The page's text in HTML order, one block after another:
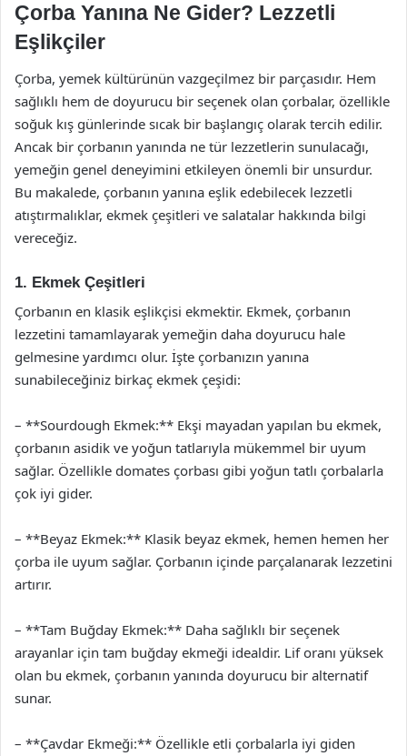
Çorba Yanına Ne Gider? Lezzetli
Eşlikçiler
Çorba, yemek kültürünün vazgeçilmez bir parçasıdır. Hem
sağlıklı hem de doyurucu bir seçenek olan çorbalar, özellikle
soğuk kış günlerinde sıcak bir başlangıç olarak tercih edilir.
Ancak bir çorbanın yanında ne tür lezzetlerin sunulacağı,
yemeğin genel deneyimini etkileyen önemli bir unsurdur.
Bu makalede, çorbanın yanına eşlik edebilecek lezzetli
atıştırmalıklar, ekmek çeşitleri ve salatalar hakkında bilgi
vereceğiz.
1. Ekmek Çeşitleri
Çorbanın en klasik eşlikçisi ekmektir. Ekmek, çorbanın
lezzetini tamamlayarak yemeğin daha doyurucu hale
gelmesine yardımcı olur. İşte çorbanızın yanına
sunabileceğiniz birkaç ekmek çeşidi:
– **Sourdough Ekmek:** Ekşi mayadan yapılan bu ekmek,
çorbanın asidik ve yoğun tatlarıyla mükemmel bir uyum
sağlar. Özellikle domates çorbası gibi yoğun tatlı çorbalarla
çok iyi gider.
– **Beyaz Ekmek:** Klasik beyaz ekmek, hemen hemen her
çorba ile uyum sağlar. Çorbanın içinde parçalanarak lezzetini
artırır.
– **Tam Buğday Ekmek:** Daha sağlıklı bir seçenek
arayanlar için tam buğday ekmeği idealdir. Lif oranı yüksek
olan bu ekmek, çorbanın yanında doyurucu bir alternatif
sunar.
– **Çavdar Ekmeği:** Özellikle etli çorbalarla iyi giden